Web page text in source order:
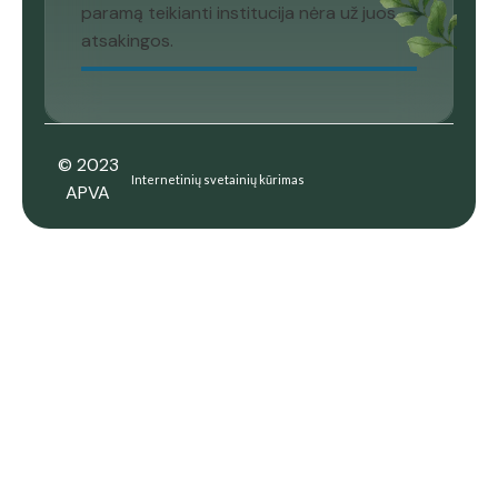
paramą teikianti institucija nėra už juos
atsakingos.
© 2023
APVA
Internetinių svetainių kūrimas